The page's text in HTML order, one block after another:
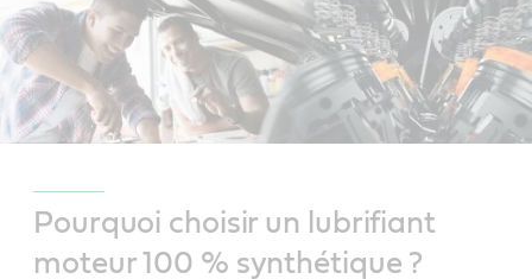
Pourquoi choisir un lubrifiant
moteur 100 % synthétique ?